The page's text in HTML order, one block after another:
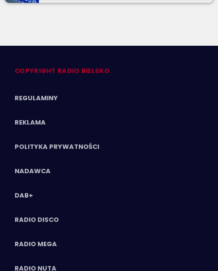
COPYRIGHT RADIO BIELSKO
REGULAMINY
REKLAMA
POLITYKA PRYWATNOŚCI
NADAWCA
DAB+
RADIO DISCO
RADIO MEGA
RADIO NUTA